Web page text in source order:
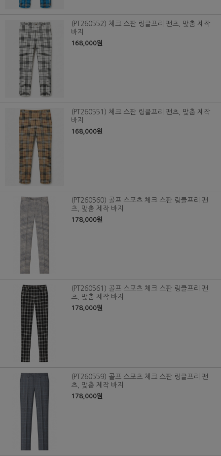
(PT260552) 체크 스판 링클프리 팬츠, 맞춤 제작
바지
168,000원
(PT260551) 체크 스판 링클프리 팬츠, 맞춤 제작
바지
168,000원
(PT260560) 골프 스포츠 체크 스판 링클프리 팬
츠, 맞춤 제작 바지
178,000원
(PT260561) 골프 스포츠 체크 스판 링클프리 팬
츠, 맞춤 제작 바지
178,000원
(PT260559) 골프 스포츠 체크 스판 링클프리 팬
츠, 맞춤 제작 바지
178,000원